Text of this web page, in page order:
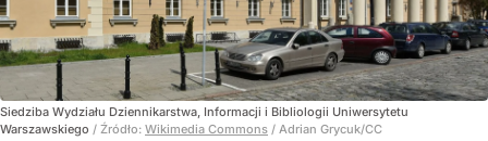
Siedziba Wydziału Dziennikarstwa, Informacji i Bibliologii Uniwersytetu
Warszawskiego / Źródło: Wikimedia Commons / Adrian Grycuk/CC